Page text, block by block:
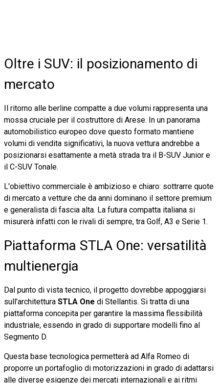
Oltre i SUV: il posizionamento di
mercato
Il ritorno alle berline compatte a due volumi rappresenta una
mossa cruciale per il costruttore di Arese. In un panorama
automobilistico europeo dove questo formato mantiene
volumi di vendita significativi, la nuova vettura andrebbe a
posizionarsi esattamente a metà strada tra il B-SUV Junior e
il C-SUV Tonale.
L'obiettivo commerciale è ambizioso e chiaro: sottrarre quote
di mercato a vetture che da anni dominano il settore premium
e generalista di fascia alta. La futura compatta italiana si
misurerà infatti con le rivali di sempre, tra Golf, A3 e Serie 1.
Piattaforma STLA One: versatilità
multienergia
Dal punto di vista tecnico, il progetto dovrebbe appoggiarsi
sull'architettura STLA One di Stellantis. Si tratta di una
piattaforma concepita per garantire la massima flessibilità
industriale, essendo in grado di supportare modelli fino al
Segmento D.
Questa base tecnologica permetterà ad Alfa Romeo di
proporre un portafoglio di motorizzazioni in grado di adattarsi
alle diverse esigenze dei mercati internazionali e ai ritmi